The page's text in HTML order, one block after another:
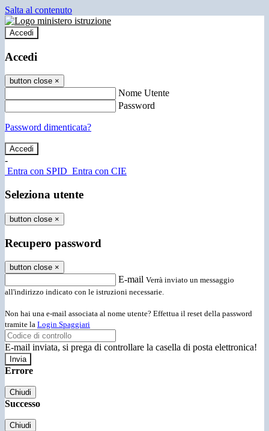
Salta al contenuto
Accedi
Accedi
button close ×
Nome Utente
Password
Password dimenticata?
-
Entra con SPID Entra con CIE
Seleziona utente
button close ×
Recupero password
button close ×
E-mail Verrà inviato un messaggio
all'indirizzo indicato con le istruzioni necessarie.
Non hai una e-mail associata al nome utente? Effettua il reset della password
tramite la Login Spaggiari
E-mail inviata, si prega di controllare la casella di posta elettronica!
Errore
Chiudi
Successo
Chiudi